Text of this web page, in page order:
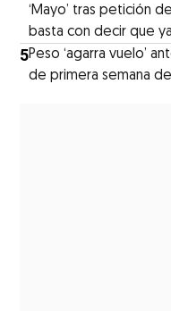
‘Mayo’ tras petición
basta con decir que
5Peso ‘agarra vuelo’
de primera semana